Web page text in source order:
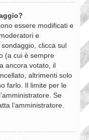
essere modificati e
e
clicca sul
(a cui è sempre
ancora votato, il
altrimenti solo
farlo. Il limite per le
Se
l’amministratore.